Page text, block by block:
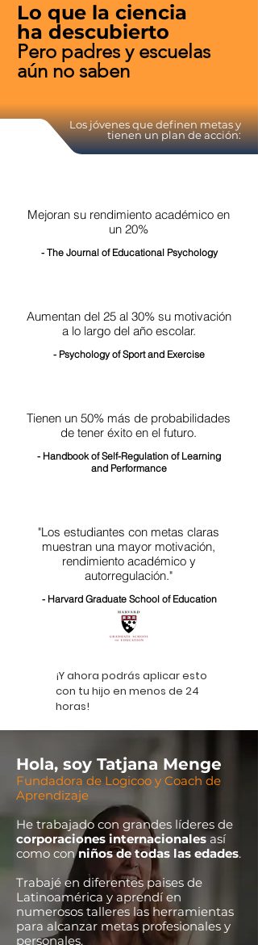
Lo que la ciencia
ha descubierto
Pero padres y escuelas
aún no saben
Los jóvenes que definen metas y
tienen un plan de acción:
Mejoran su rendimiento académico en
un 20%
- The Journal of Educational Psychology
Aumentan del 25 al 30% su motivación
a lo largo del año escolar.
- Psychology of Sport and Exercise
Tienen un 50% más de probabilidades
de tener éxito en el futuro.
- Handbook of Self-Regulation of Learning
and Performance
"Los estudiantes con metas claras
muestran una mayor motivación,
rendimiento académico y
autorregulación."
- Harvard Graduate School of Education
¡Y ahora podrás aplicar esto
con tu hijo en menos de 24
horas!
Hola, soy Tatjana Menge
Fundadora de Logicoo y Coach de
Aprendizaje
He trabajado con grandes líderes de
corporaciones internacionalesasí
como conniños de todas las edades.
Trabajé en diferentes paises de
Latinoamérica y aprendí en
numerosos talleres las herramientas
para alcanzar metas profesionales y
personales.